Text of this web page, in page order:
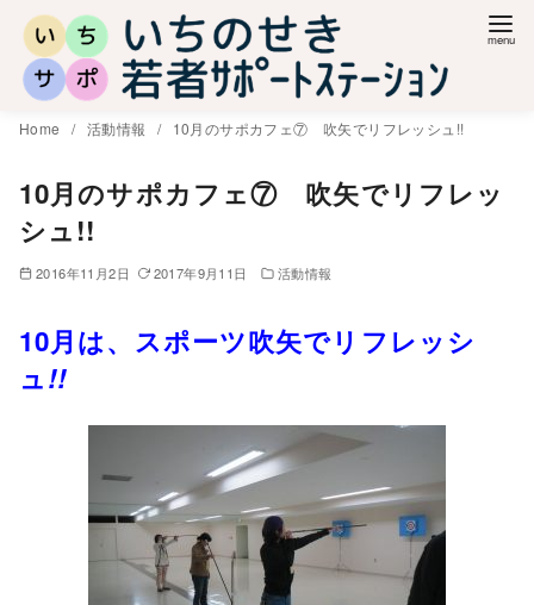
Home 活動情報 10月のサポカフェ⑦ 吹矢でリフレッシュ!!
10月のサポカフェ⑦ 吹矢でリフレッ
シュ!!
2016年11月2日 2017年9月11日 活動情報
10月は、スポーツ吹矢でリフレッシ
ュ!!